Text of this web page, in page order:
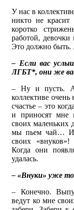
У нас в
никто не красит
коротко
работой,
Это должно быть.
– Если вас
ЛГБТ*, они же
– Ну и пусть.
коллективе
счастье – это
и приносят мне
своих маленьких
мы пьем чай… И
своих
Когда они
удалась.
– «Внуки» уже
– Конечно.
ведут ко мне